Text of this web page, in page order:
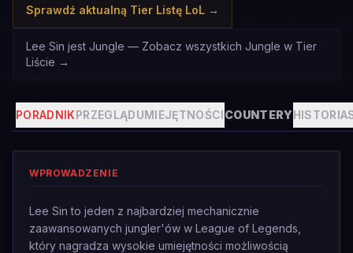
Sprawdź aktualną Tier Listę LoL →
Lee Sin jest Jungle — Zobacz wszystkich Jungle w Tier
Liście →
PORADNIKPRZEGLĄDUMIEJĘTNOŚCICOUNTERYHISTORIA
WPROWADZENIE
Lee Sin to jeden z najbardziej mechanicznie
zaawansowanych jungler'ów w League of Legends,
który nagradza wysokie umiejętności możliwością